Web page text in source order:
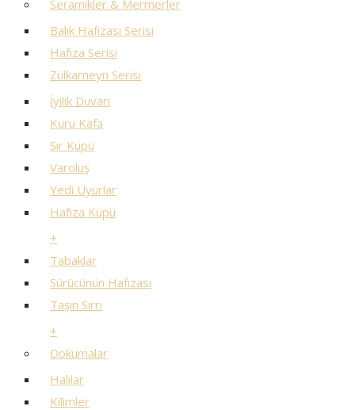
Seramikler & Mermerler
Balık Hafızası Serisi
Hafıza Serisi
Zülkarneyn Serisi
İyilik Duvarı
Kuru Kafa
Sır Küpü
Varoluş
Yedi Uyurlar
Hafıza Küpü
+
Tabaklar
Sürücünün Hafızası
Taşın Sırrı
+
Dokumalar
Halılar
Kilimler